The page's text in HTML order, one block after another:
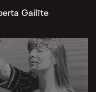
Gailīte